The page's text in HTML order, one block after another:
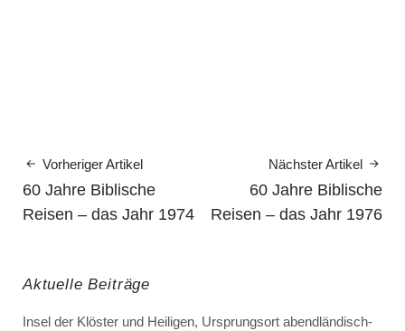
Vorheriger Artikel
60 Jahre Biblische
Reisen – das Jahr 1974
Nächster Artikel
60 Jahre Biblische
Reisen – das Jahr 1976
Aktuelle Beiträge
Insel der Klöster und Heiligen, Ursprungsort abendländisch-